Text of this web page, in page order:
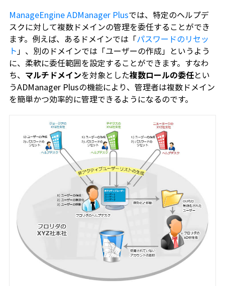
ManageEngine ADManager Plusでは、特定のヘルプデ
スクに対して複数ドメインの管理を委任することができ
ます。例えば、あるドメインでは「パスワードのリセッ
ト」、別のドメインでは「ユーザーの作成」というよう
に、柔軟に委任範囲を設定することができます。すなわ
ち、 マルチドメインを対象とした複数ロールの委任とい
うADManager Plusの機能により、管理者は複数ドメイン
を簡単かつ効率的に管理できるようになるのです。